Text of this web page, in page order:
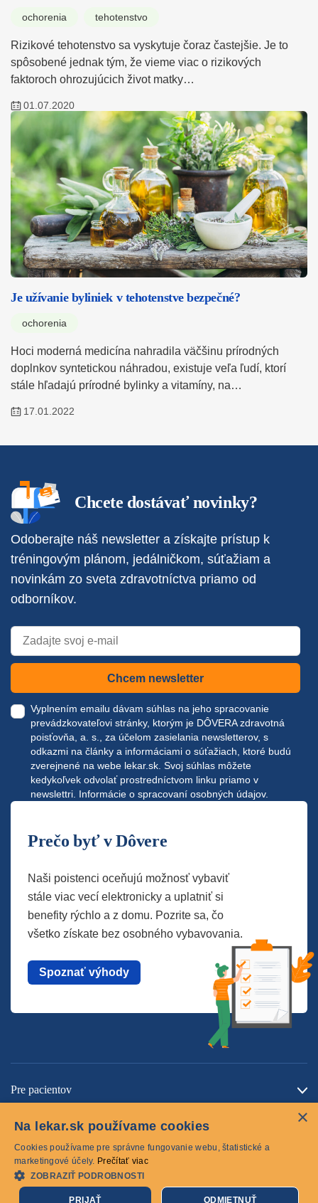
ochorenia tehotenstvo
Rizikové tehotenstvo sa vyskytuje čoraz častejšie. Je to
spôsobené jednak tým, že vieme viac o rizikových
faktoroch ohrozujúcich život matky…
01.07.2020
Je užívanie byliniek v tehotenstve bezpečné?
ochorenia
Hoci moderná medicína nahradila väčšinu prírodných
doplnkov syntetickou náhradou, existuje veľa ľudí, ktorí
stále hľadajú prírodné bylinky a vitamíny, na…
17.01.2022
Chcete dostávať novinky?
Odoberajte náš newsletter a získajte prístup k
tréningovým plánom, jedálničkom, súťažiam a
novinkám zo sveta zdravotníctva priamo od
odborníkov.
Chcem newsletter
Vyplnením emailu dávam súhlas na jeho spracovanie
prevádzkovateľovi stránky, ktorým je DÔVERA zdravotná
poisťovňa, a. s., za účelom zasielania newsletterov, s
odkazmi na články a informáciami o súťažiach, ktoré budú
zverejnené na webe lekar.sk. Svoj súhlas môžete
kedykoľvek odvolať prostredníctvom linku priamo v
newslettri. Informácie o spracovaní osobných údajov.
Prečo byť v Dôvere
Naši poistenci oceňujú možnosť vybaviť
stále viac vecí elektronicky a uplatniť si
benefity rýchlo a z domu. Pozrite sa, čo
všetko získate bez osobného vybavovania.
Spoznať výhody
Pre pacientov
Cookies
×
Na lekar.sk používame cookies
Cookies používame pre správne fungovanie webu, štatistické a
marketingové účely. Prečítať viac
ZOBRAZIŤ PODROBNOSTI
PRIJAŤ ODMIETNUŤ